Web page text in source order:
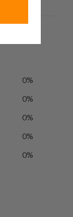
0%
0%
0%
0%
0%